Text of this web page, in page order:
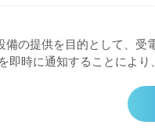
の提供を目的として、
即時に通知することによ